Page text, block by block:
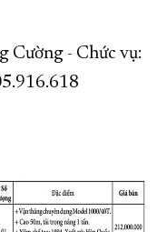
Cường - Chức vụ: